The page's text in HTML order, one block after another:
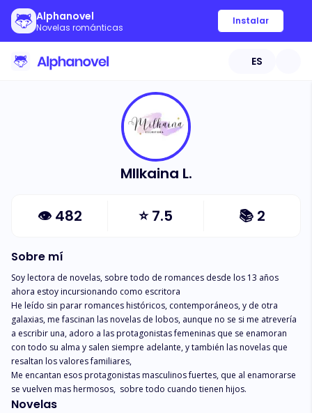
Alphanovel
Novelas románticas
Instalar
ES
MIlkaina L.
👁 482 ⭐7.5 📚 2
Sobre mí
Soy lectora de novelas, sobre todo de romances desde los 13 años
ahora estoy incursionando como escritora
He leído sin parar romances históricos, contemporáneos, y de otra
galaxias, me fascinan las novelas de lobos, aunque no se si me atrevería
a escribir una, adoro a las protagonistas femeninas que se enamoran
con todo su alma y salen siempre adelante, y también las novelas que
resaltan los valores familiares,
Me encantan esos protagonistas masculinos fuertes, que al enamorarse
se vuelven mas hermosos,  sobre todo cuando tienen hijos.
Novelas